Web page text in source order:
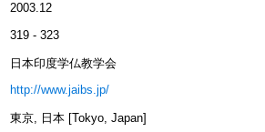
2003.12
319 - 323
日本印度学仏教学会
http://www.jaibs.jp/
東京, 日本 [Tokyo, Japan]